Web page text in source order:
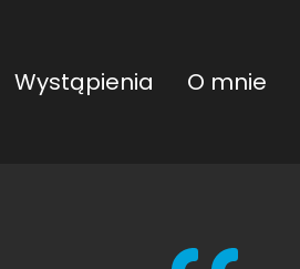
Wystąpienia O mnie